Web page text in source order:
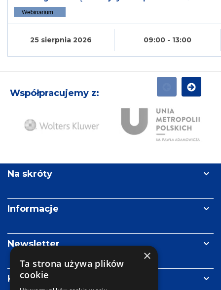
25 sierpnia 2026 09:00 - 13:00
Współpracujemy z: POPRZEDNI
Adamowicza
Na skróty
Informacje
Newsletter
Kontakt
×
Ta strona używa plików
cookie